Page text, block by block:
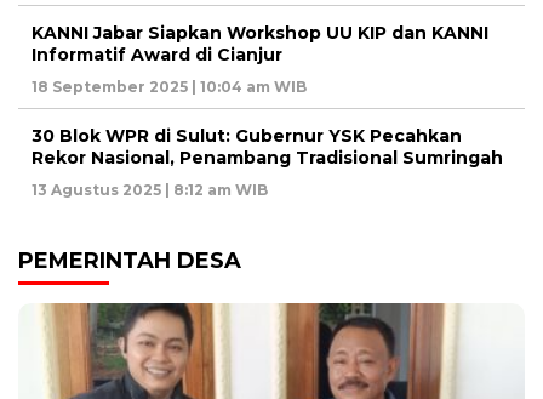
KANNI Jabar Siapkan Workshop UU KIP dan KANNI
Informatif Award di Cianjur
18 September 2025 | 10:04 am WIB
30 Blok WPR di Sulut: Gubernur YSK Pecahkan
Rekor Nasional, Penambang Tradisional Sumringah
13 Agustus 2025 | 8:12 am WIB
PEMERINTAH DESA